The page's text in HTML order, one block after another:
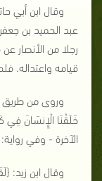
وقال ابن أبي
عبد الحميد بن
رجلا من الأنصار
قيامه واعتداله.
وروى من طريق
خَلَقْنَا الْإِنسَانَ فِي
الآخرة - وفي
وقال ابن زيد: {